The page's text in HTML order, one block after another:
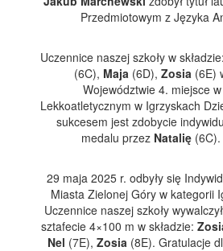
Przedmiotowym z Języka
Uczennice naszej szkoły w składzie:
(6C), Maja (6D), Zosia (6E)
Województwie 4. miejsce
Lekkoatletycznym w Igrzyskach
sukcesem jest zdobycie
medalu przez Natalię
29 maja 2025 r. odbyły się
Miasta Zielonej Góry w kategorii
Uczennice naszej szkoły
sztafecie 4×100 m w składzie:
Nel (7E), Zosia (8E). Gratulacje